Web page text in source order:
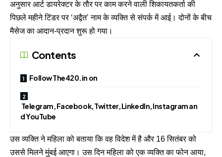
अनुसार आर्ट डायरेक्टर के तौर पर काम करने वाली शिकायतकर्ता की
पिछले महीने टिंडर पर ‘अद्वैत’ नाम के व्यक्ति से संपर्क में आई। दोनों के बीच
मैसेज का आदान-प्रदान शुरू हो गया।
Contents
Follow The420.in on
Telegram, Facebook, Twitter, LinkedIn, Instagram an
d YouTube
उस व्यक्ति ने महिला को बताया कि वह विदेश में है और 16 सितंबर को
उससे मिलने मुंबई आएगा। उस दिन महिला को एक व्यक्ति का फोन आया,